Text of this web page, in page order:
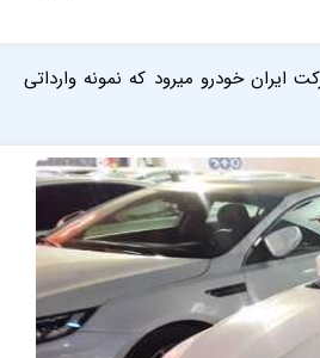
تولید شرکت ایران خودرو میرود که نمونه وارداتی